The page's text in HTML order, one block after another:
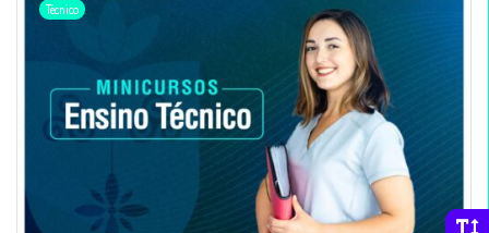
Técnico